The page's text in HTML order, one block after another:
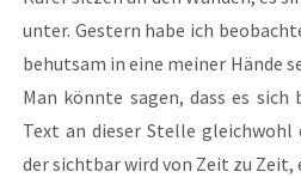
un­ter. Ges­tern habe ich
behut­sam in eine mei­ner Hän­de
Man könn­te sagen, dass es
Text an die­ser Stel­le
der sicht­bar wird von Zeit zu